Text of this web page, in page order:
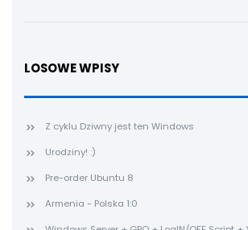
LOSOWE WPISY
Z cyklu Dziwny jest ten Windows
Urodziny! :)
Pre-order Ubuntu 8
Armenia - Polska 1:0